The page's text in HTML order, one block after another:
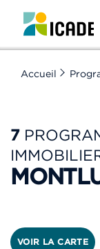
Accueil
7
VOIR LA CARTE